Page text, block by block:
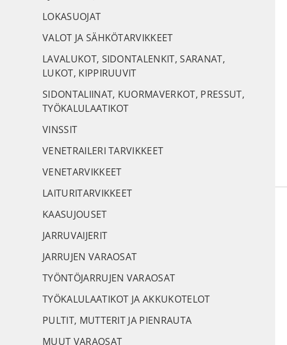
LOKASUOJAT
VALOT JA SÄHKÖTARVIKKEET
LAVALUKOT, SIDONTALENKIT, SARANAT,
LUKOT, KIPPIRUUVIT
SIDONTALIINAT, KUORMAVERKOT, PRESSUT,
TYÖKALULAATIKOT
VINSSIT
VENETRAILERI TARVIKKEET
VENETARVIKKEET
LAITURITARVIKKEET
KAASUJOUSET
JARRUVAIJERIT
JARRUJEN VARAOSAT
TYÖNTÖJARRUJEN VARAOSAT
TYÖKALULAATIKOT JA AKKUKOTELOT
PULTIT, MUTTERIT JA PIENRAUTA
MUUT VARAOSAT